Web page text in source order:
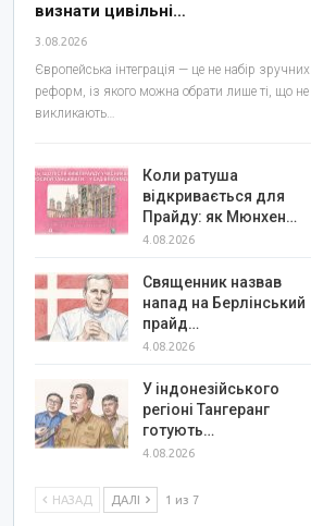
визнати цивільні…
3.08.2026
Європейська інтеграція — це не набір зручних
реформ, із якого можна обрати лише ті, що не
викликають…
Коли ратуша
відкривається для
Прайду: як Мюнхен…
4.08.2026
Священник назвав
напад на Берлінський
прайд…
4.08.2026
У індонезійського
регіоні Тангеранг
готують…
4.08.2026
НАЗАД ДАЛІ 1 из 7